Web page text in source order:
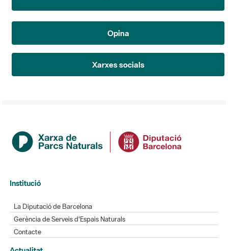
Opina
Xarxes socials
Institució
La Diputació de Barcelona
Gerència de Serveis d'Espais Naturals
Contacte